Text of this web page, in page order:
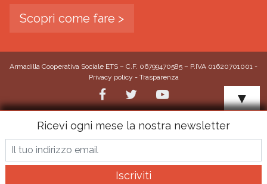
Scopri come fare >
Armadilla Cooperativa Sociale ETS – C.F. 06799470585 – P.IVA 01620701001 -
Privacy policy - Trasparenza
▼
Ricevi ogni mese la nostra newsletter